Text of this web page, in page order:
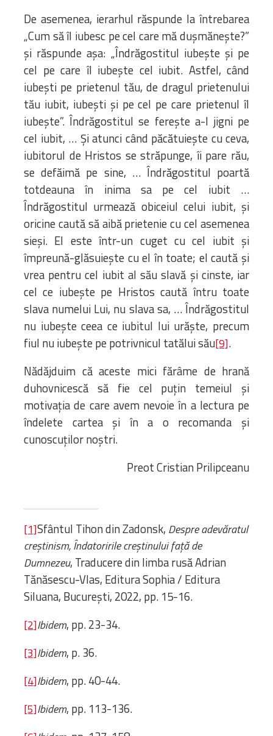
De asemenea, ierarhul răspunde la întrebarea
„Cum să îl iubesc pe cel care mă dușmănește?”
și răspunde așa: „Îndrăgostitul iubește și pe
cel pe care îl iubește cel iubit. Astfel, când
iubești pe prietenul tău, de dragul prietenului
tău iubit, iubești și pe cel pe care prietenul îl
iubește”. Îndrăgostitul se ferește a-l jigni pe
cel iubit, … Și atunci când păcătuiește cu ceva,
iubitorul de Hristos se străpunge, îi pare rău,
se defăimă pe sine, … Îndrăgostitul poartă
totdeauna în inima sa pe cel iubit …
Îndrăgostitul urmează obiceiul celui iubit, și
oricine caută să aibă prietenie cu cel asemenea
sieși. El este într-un cuget cu cel iubit și
împreună-glăsuiește cu el în toate; el caută și
vrea pentru cel iubit al său slavă și cinste, iar
cel ce iubește pe Hristos caută întru toate
slava numelui Lui, nu slava sa, … Îndrăgostitul
nu iubește ceea ce iubitul lui urăște, precum
fiul nu iubește pe potrivnicul tatălui său[9].
Nădăjduim că aceste mici fărâme de hrană
duhovnicescă să fie cel puțin temeiul și
motivația de care avem nevoie în a lectura pe
îndelete cartea și în a o recomanda și
cunoscuților noștri.
Preot Cristian Prilipceanu
[1]Sfântul Tihon din Zadonsk, Despre adevăratul
creștinism, Îndatoririle creștinului față de
Dumnezeu, Traducere din limba rusă Adrian
Tănăsescu-Vlas, Editura Sophia / Editura
Siluana, București, 2022, pp. 15-16.
[2]Ibidem, pp. 23-34.
[3]Ibidem, p. 36.
[4]Ibidem, pp. 40-44.
[5]Ibidem, pp. 113-136.